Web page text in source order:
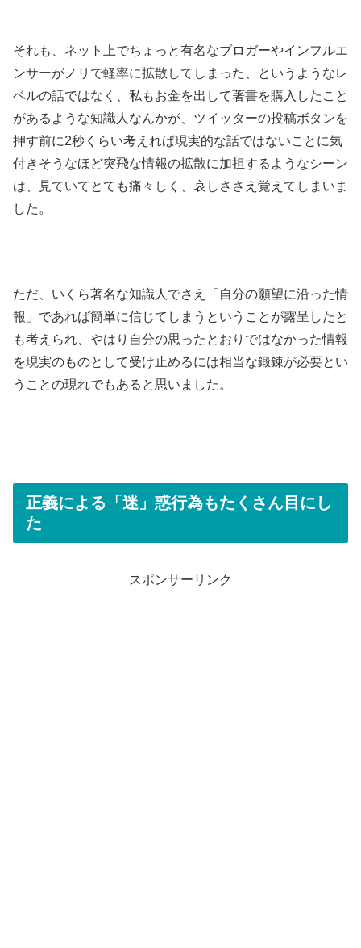
それも、ネット上でちょっと有名なブロガーやインフルエ
ンサーがノリで軽率に拡散してしまった、というようなレ
ベルの話ではなく、私もお金を出して著書を購入したこと
があるような知識人なんかが、ツイッターの投稿ボタンを
押す前に2秒くらい考えれば現実的な話ではないことに気
付きそうなほど突飛な情報の拡散に加担するようなシーン
は、見ていてとても痛々しく、哀しささえ覚えてしまいま
した。
ただ、いくら著名な知識人でさえ「自分の願望に沿った情
報」であれば簡単に信じてしまうということが露呈したと
も考えられ、やはり自分の思ったとおりではなかった情報
を現実のものとして受け止めるには相当な鍛錬が必要とい
うことの現れでもあると思いました。
正義による「迷」惑行為もたくさん目にし
た
スポンサーリンク